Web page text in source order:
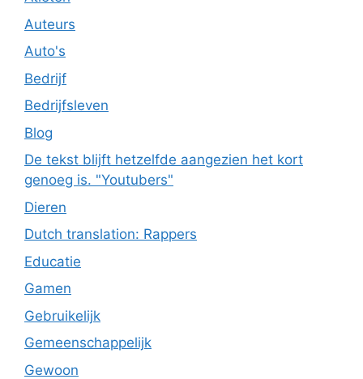
Auteurs
Auto's
Bedrijf
Bedrijfsleven
Blog
De tekst blijft hetzelfde aangezien het kort
genoeg is. "Youtubers"
Dieren
Dutch translation: Rappers
Educatie
Gamen
Gebruikelijk
Gemeenschappelijk
Gewoon